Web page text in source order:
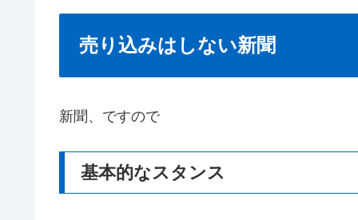
売り込みはしない新聞
新聞、ですので
基本的なスタンス